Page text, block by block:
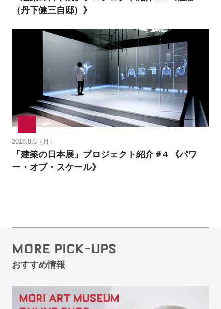
（丹下健三自邸）》
2018.8.6（月）
「建築の日本展」プロジェクト紹介＃4 《パワ
ー・オブ・スケール》
MORE PICK-UPS
おすすめ情報